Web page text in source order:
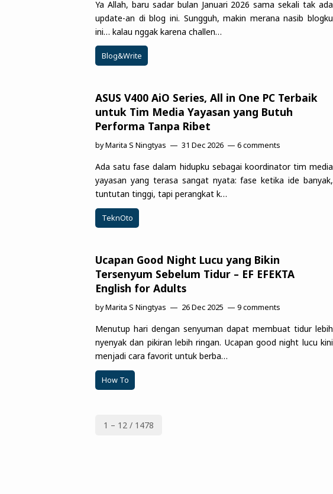
Ya Allah, baru sadar bulan Januari 2026 sama sekali tak ada
update-an di blog ini. Sungguh, makin merana nasib blogku
ini… kalau nggak karena challen…
Blog&Write
ASUS V400 AiO Series, All in One PC Terbaik
untuk Tim Media Yayasan yang Butuh
Performa Tanpa Ribet
byMarita S Ningtyas 31 Dec 2026 6 comments
Ada satu fase dalam hidupku sebagai koordinator tim media
yayasan yang terasa sangat nyata: fase ketika ide banyak,
tuntutan tinggi, tapi perangkat k…
TeknOto
Ucapan Good Night Lucu yang Bikin
Tersenyum Sebelum Tidur – EF EFEKTA
English for Adults
byMarita S Ningtyas 26 Dec 2025 9 comments
Menutup hari dengan senyuman dapat membuat tidur lebih
nyenyak dan pikiran lebih ringan. Ucapan good night lucu kini
menjadi cara favorit untuk berba…
How To
1 – 12 / 1478